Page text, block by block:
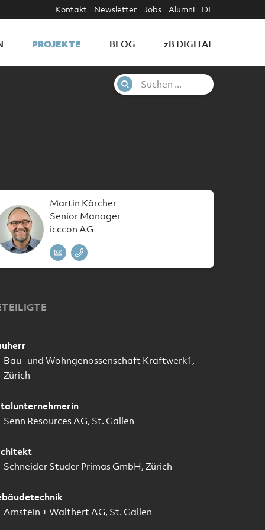
PROJEKTE BLOG zB DIGITAL
Kontakt Newsletter Jobs Alumni DE
Martin Kärcher
Senior Manager
icccon AG
Bau- und Wohngenossenschaft Kraftwerk1,
Zürich
Senn Resources AG, St. Gallen
Schneider Studer Primas GmbH, Zürich
Amstein + Walthert AG, St. Gallen